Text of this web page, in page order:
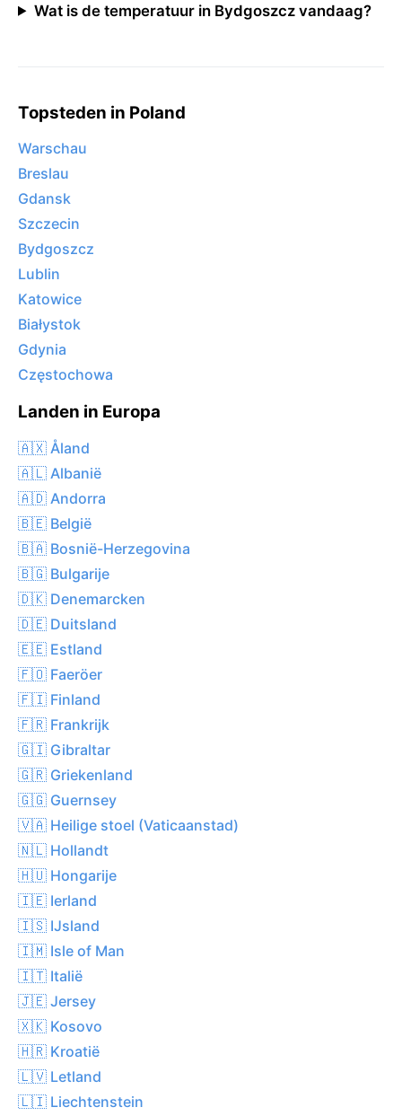
Wat is de temperatuur in Bydgoszcz vandaag?
Topsteden in Poland
Warschau
Breslau
Gdansk
Szczecin
Bydgoszcz
Lublin
Katowice
Białystok
Gdynia
Częstochowa
Landen in Europa
🇦🇽 Åland
🇦🇱 Albanië
🇦🇩 Andorra
🇧🇪 België
🇧🇦 Bosnië-Herzegovina
🇧🇬 Bulgarije
🇩🇰 Denemarcken
🇩🇪 Duitsland
🇪🇪 Estland
🇫🇴 Faeröer
🇫🇮 Finland
🇫🇷 Frankrijk
🇬🇮 Gibraltar
🇬🇷 Griekenland
🇬🇬 Guernsey
🇻🇦 Heilige stoel (Vaticaanstad)
🇳🇱 Hollandt
🇭🇺 Hongarije
🇮🇪 Ierland
🇮🇸 IJsland
🇮🇲 Isle of Man
🇮🇹 Italië
🇯🇪 Jersey
🇽🇰 Kosovo
🇭🇷 Kroatië
🇱🇻 Letland
🇱🇮 Liechtenstein